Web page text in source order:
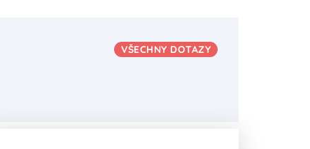
VŠECHNY DOTAZY